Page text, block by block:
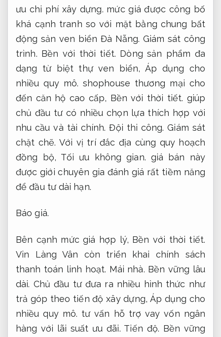
ưu chi phí xây dựng. mức giá được công bố
khá cạnh tranh so với mặt bằng chung bất
động sản ven biển Đà Nẵng. Giám sát công
trình. Bền với thời tiết. Dòng sản phẩm đa
dạng từ biệt thự ven biển,Áp dụng cho
nhiều quy mô. shophouse thương mại cho
đến căn hộ cao cấp, Bền với thời tiết. giúp
chủ đầu tư có nhiều chọn lựa thích hợp với
nhu cầu và tài chính.Đội thi công. Giám sát
chặt chẽ. Với vị trí đắc địa cùng quy hoạch
đồng bộ, Tối ưu không gian. giá bán này
được giới chuyên gia đánh giá rất tiềm năng
để đầu tư dài hạn.
Báo giá.
Bên cạnh mức giá hợp lý, Bền với thời tiết.
Vin Làng Vân còn triển khai chính sách
thanh toán linh hoạt. Mái nhà. Bền vững lâu
dài. Chủ đầu tư đưa ra nhiều hình thức như
trả góp theo tiến độ xây dựng, Áp dụng cho
nhiều quy mô. tư vấn hỗ trợ vay vốn ngân
hàng với lãi suất ưu đãi. Tiến độ. Bền vững